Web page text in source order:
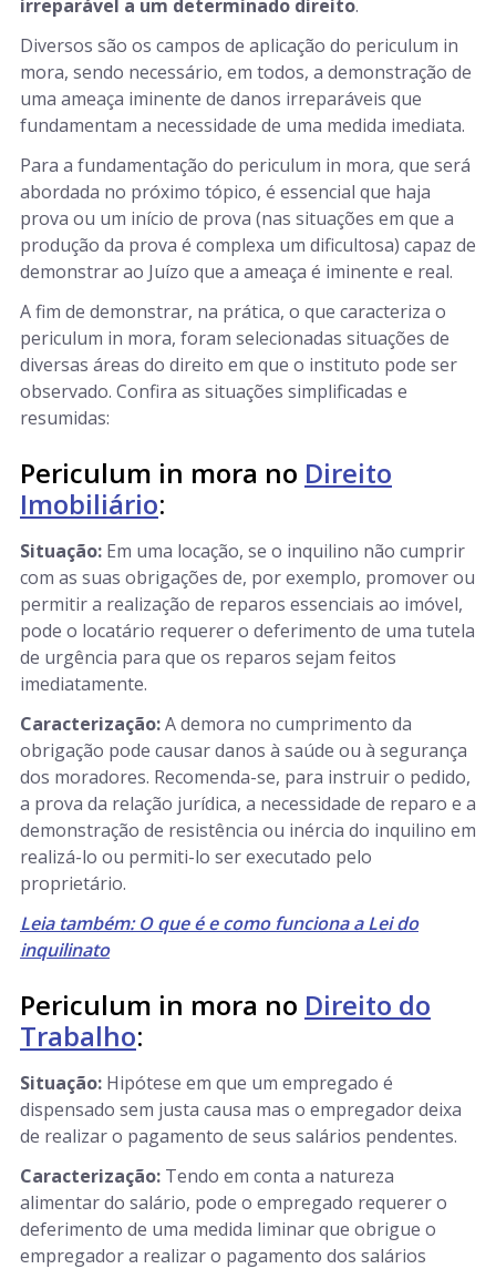
irreparável a um determinado direito.
Diversos são os campos de aplicação do periculum in
mora, sendo necessário, em todos, a demonstração de
uma ameaça iminente de danos irreparáveis que
fundamentam a necessidade de uma medida imediata.
Para a fundamentação do periculum in mora,que será
abordada no próximo tópico, é essencial que haja
prova ou um início de prova (nas situações em que a
produção da prova é complexa um dificultosa) capaz de
demonstrar ao Juízo que a ameaça é iminente e real.
A fim de demonstrar, na prática, o que caracteriza o
periculum in mora, foram selecionadas situações de
diversas áreas do direito em que o instituto pode ser
observado. Confira as situações simplificadas e
resumidas:
Periculum in mora no Direito
Imobiliário:
Situação: Em uma locação, se o inquilino não cumprir
com as suas obrigações de, por exemplo, promover ou
permitir a realização de reparos essenciais ao imóvel,
pode o locatário requerer o deferimento de uma tutela
de urgência para que os reparos sejam feitos
imediatamente.
Caracterização:A demora no cumprimento da
obrigação pode causar danos à saúde ou à segurança
dos moradores. Recomenda-se, para instruir o pedido,
a prova da relação jurídica, a necessidade de reparo e a
demonstração de resistência ou inércia do inquilino em
realizá-lo ou permiti-lo ser executado pelo
proprietário.
Leia também: O que é e como funciona a Lei do
inquilinato
Periculum in mora no Direito do
Trabalho:
Situação: Hipótese em que um empregado é
dispensado sem justa causa mas o empregador deixa
de realizar o pagamento de seus salários pendentes.
Caracterização: Tendo em conta a natureza
alimentar do salário, pode o empregado requerer o
deferimento de uma medida liminar que obrigue o
empregador a realizar o pagamento dos salários